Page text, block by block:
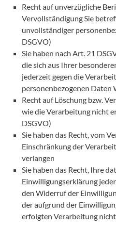
Recht auf unverzügliche
Vervollständigung Sie
unvollständiger
DSGVO)
Sie haben nach Art. 21
die sich aus Ihrer
jederzeit gegen die
personenbezogenen Daten
Recht auf Löschung bzw.
wie die Verarbeitung nicht
DSGVO)
Sie haben das Recht, vom
Einschränkung der
verlangen
Sie haben das Recht, Ihre
Einwilligungserklärung
den Widerruf der
der aufgrund der
erfolgten Verarbeitung